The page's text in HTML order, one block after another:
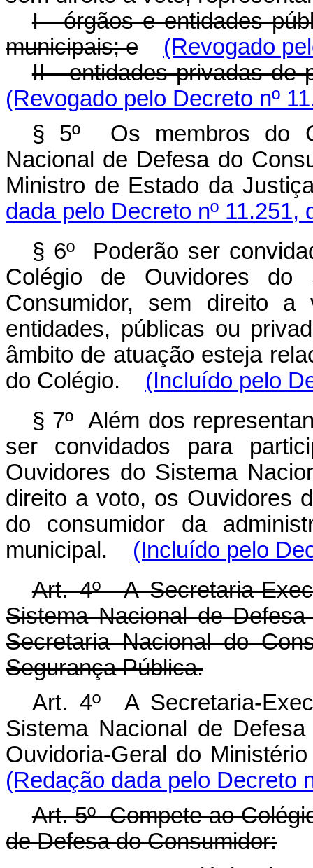
I - órgãos e entidades
municipais; e
(Revogado
II - entidades privadas de
(Revogado pelo Decreto nº
§ 5º Os membros do
Nacional de Defesa do
Ministro de Estado da
dada pelo Decreto nº 11.251,
§ 6º Poderão ser
Colégio de Ouvidores do
Consumidor, sem direito a
entidades, públicas ou
âmbito de atuação esteja
do Colégio.
(Incluído pelo
§ 7º Além dos
ser convidados para
Ouvidores do Sistema
direito a voto, os Ouvidores
do consumidor da
municipal.
(Incluído pelo
Art. 4º A Secretaria-
Sistema Nacional de
Secretaria Nacional do
Segurança Pública.
Art. 4º A Secretaria-
Sistema Nacional de
Ouvidoria-Geral do
(Redação dada pelo Decreto
Art. 5º Compete ao
de Defesa do Consumidor: